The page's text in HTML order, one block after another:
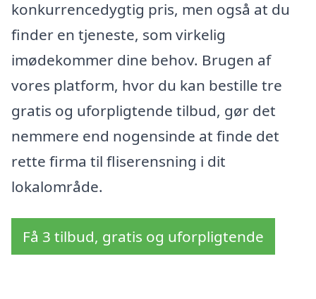
konkurrencedygtig pris, men også at du
finder en tjeneste, som virkelig
imødekommer dine behov. Brugen af
vores platform, hvor du kan bestille tre
gratis og uforpligtende tilbud, gør det
nemmere end nogensinde at finde det
rette firma til fliserensning i dit
lokalområde.
Få 3 tilbud, gratis og uforpligtende